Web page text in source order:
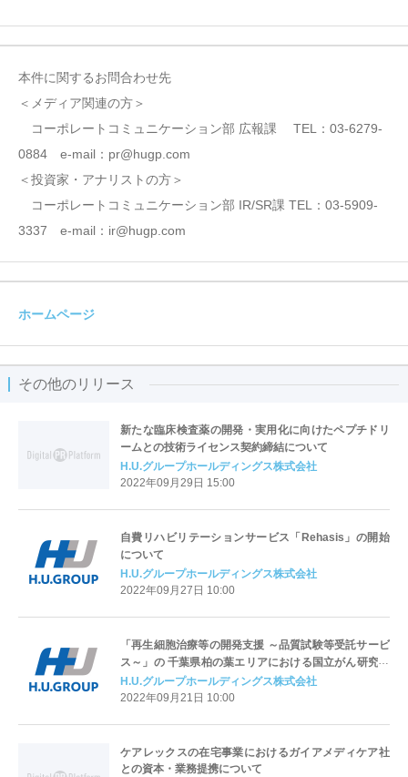
本件に関するお問合わせ先
＜メディア関連の方＞
コーポレートコミュニケーション部 広報課 TEL：03-6279-
0884 e-mail：pr@hugp.com
＜投資家・アナリストの方＞
コーポレートコミュニケーション部 IR/SR課 TEL：03-5909-
3337 e-mail：ir@hugp.com
ホームページ
その他のリリース
新たな臨床検査薬の開発・実用化に向けたペプチドリ
ームとの技術ライセンス契約締結について
H.U.グループホールディングス株式会社
2022年09月29日 15:00
自費リハビリテーションサービス「Rehasis」の開始
について
H.U.グループホールディングス株式会社
2022年09月27日 10:00
「再生細胞治療等の開発支援 ～品質試験等受託サービ
ス～」の 千葉県柏の葉エリアにおける国立がん研究セ
ンターとの連携開始について
H.U.グループホールディングス株式会社
2022年09月21日 10:00
ケアレックスの在宅事業におけるガイアメディケア社
との資本・業務提携について